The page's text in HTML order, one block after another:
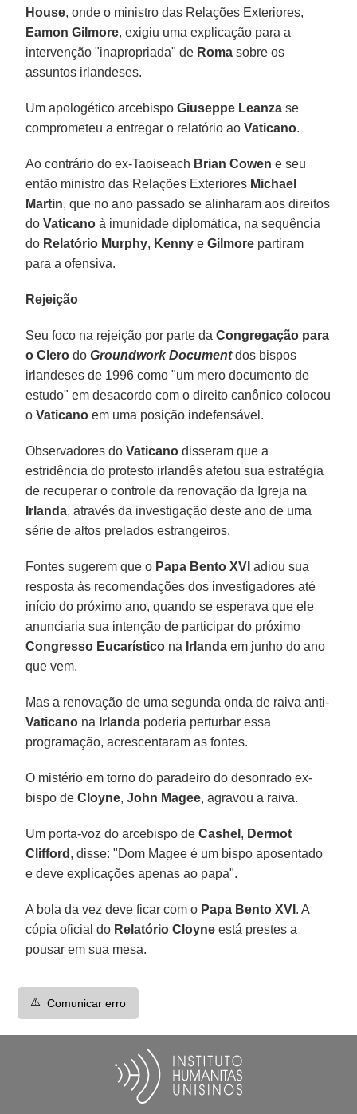
House, onde o ministro das Relações Exteriores,
Eamon Gilmore, exigiu uma explicação para a
intervenção "inapropriada" de Roma sobre os
assuntos irlandeses.
Um apologético arcebispoGiuseppe Leanza se
comprometeu a entregar o relatório aoVaticano.
Ao contrário do ex-Taoiseach Brian Cowen e seu
então ministro das Relações Exteriores Michael
Martin, que no ano passado se alinharam aos direitos
doVaticano à imunidade diplomática, na sequência
do Relatório Murphy, Kenny eGilmore partiram
para a ofensiva.
Rejeição
Seu foco na rejeição por parte daCongregação para
o Clero doGroundwork Documentdos bispos
irlandeses de 1996 como "um mero documento de
estudo" em desacordo com o direito canônico colocou
oVaticano em uma posição indefensável.
Observadores doVaticano disseram que a
estridência do protesto irlandês afetou sua estratégia
de recuperar o controle da renovação da Igreja na
Irlanda, através da investigação deste ano de uma
série de altos prelados estrangeiros.
Fontes sugerem que o Papa Bento XVI adiou sua
resposta às recomendações dos investigadores até
início do próximo ano, quando se esperava que ele
anunciaria sua intenção de participar do próximo
Congresso Eucarístico na Irlanda em junho do ano
que vem.
Mas a renovação de uma segunda onda de raiva anti-
Vaticano na Irlanda poderia perturbar essa
programação, acrescentaram as fontes.
O mistério em torno do paradeiro do desonrado ex-
bispo deCloyne,John Magee, agravou a raiva.
Um porta-voz do arcebispo deCashel , Dermot
Clifford , disse: "Dom Magee é um bispo aposentado
e deve explicações apenas ao papa".
A bola da vez deve ficar com o Papa Bento XVI . A
cópia oficial do Relatório Cloyne está prestes a
pousar em sua mesa.
⚠️ Comunicar erro